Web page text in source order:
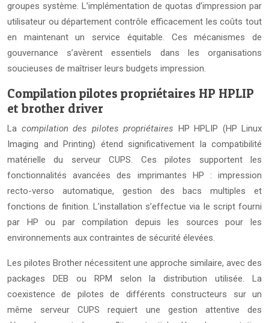
groupes système. L’implémentation de quotas d’impression par
utilisateur ou département contrôle efficacement les coûts tout
en maintenant un service équitable. Ces mécanismes de
gouvernance s’avèrent essentiels dans les organisations
soucieuses de maîtriser leurs budgets impression.
Compilation pilotes propriétaires HP HPLIP
et brother driver
La compilation des pilotes propriétaires HP HPLIP (HP Linux
Imaging and Printing) étend significativement la compatibilité
matérielle du serveur CUPS. Ces pilotes supportent les
fonctionnalités avancées des imprimantes HP : impression
recto-verso automatique, gestion des bacs multiples et
fonctions de finition. L’installation s’effectue via le script fourni
par HP ou par compilation depuis les sources pour les
environnements aux contraintes de sécurité élevées.
Les pilotes Brother nécessitent une approche similaire, avec des
packages DEB ou RPM selon la distribution utilisée. La
coexistence de pilotes de différents constructeurs sur un
même serveur CUPS requiert une gestion attentive des